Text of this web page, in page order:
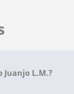
Juanjo L.M.?